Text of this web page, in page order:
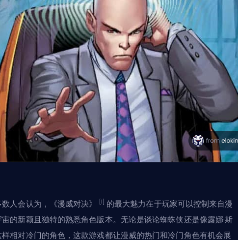
人会认为，《漫威对决》 [1]
的最大魅力在于玩家可以控制来自漫
的新颖且独特的熟悉角色版本。无论是谈论蜘蛛侠还是像露娜·斯
相对冷门的角色，这款游戏都让漫威的热门和冷门角色有机会展